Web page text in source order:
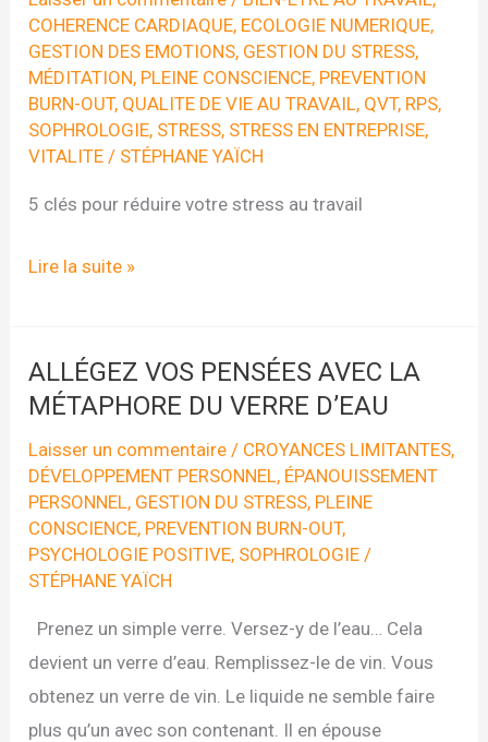
votre
niveau
de
stress
COHERENCE CARDIAQUE, ECOLOGIE NUMERIQUE,
GESTION DES EMOTIONS, GESTION DU STRESS,
MÉDITATION, PLEINE CONSCIENCE, PREVENTION
BURN-OUT, QUALITE DE VIE AU TRAVAIL, QVT, RPS,
SOPHROLOGIE, STRESS, STRESS EN ENTREPRISE,
VITALITE / STÉPHANE YAÏCH
5 clés pour réduire votre stress au travail
5
réduire
votre
au
travail
Lire la suite »
ALLÉGEZ VOS PENSÉES AVEC LA
MÉTAPHORE DU VERRE D’EAU
Laisser un commentaire / CROYANCES LIMITANTES,
DÉVELOPPEMENT PERSONNEL, ÉPANOUISSEMENT
PERSONNEL, GESTION DU STRESS, PLEINE
CONSCIENCE, PREVENTION BURN-OUT,
PSYCHOLOGIE POSITIVE, SOPHROLOGIE /
STÉPHANE YAÏCH
Prenez un simple verre. Versez-y de l’eau… Cela
devient un verre d’eau. Remplissez-le de vin. Vous
obtenez un verre de vin. Le liquide ne semble faire
plus qu’un avec son contenant. Il en épouse